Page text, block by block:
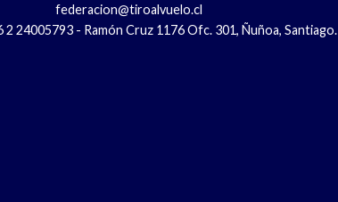
federacion@tiroalvuelo.cl
2 24005793 - Ramón Cruz 1176 Ofc. 301, Ñuñoa, Santiago.